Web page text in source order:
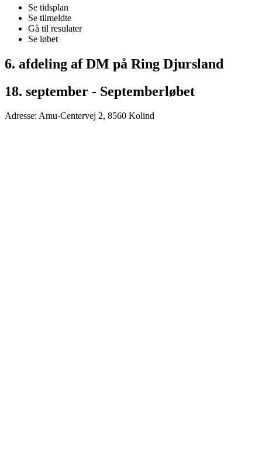
Se tidsplan
Se tilmeldte
Gå til resulater
Se løbet
6. afdeling af DM på Ring Djursland
18. september - Septemberløbet
Adresse: Amu-Centervej 2, 8560 Kolind